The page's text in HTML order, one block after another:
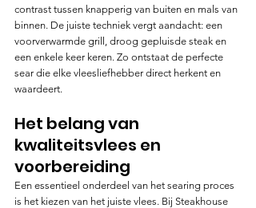
contrast tussen knapperig van buiten en mals van
binnen. De juiste techniek vergt aandacht: een
voorverwarmde grill, droog gepluisde steak en
een enkele keer keren. Zo ontstaat de perfecte
sear die elke vleesliefhebber direct herkent en
waardeert.
Het belang van
kwaliteitsvlees en
voorbereiding
Een essentieel onderdeel van het searing proces
is het kiezen van het juiste vlees. Bij Steakhouse